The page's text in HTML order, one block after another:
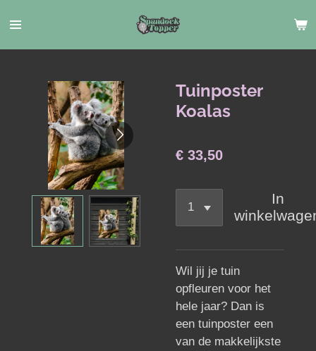
direct
naar
hoofdinhoud
Tuinposter
Koalas
€ 33,50
In
Wil jij je tuin
opfleuren voor het
hele jaar? Dan is
een tuinposter een
van de makkelijkste